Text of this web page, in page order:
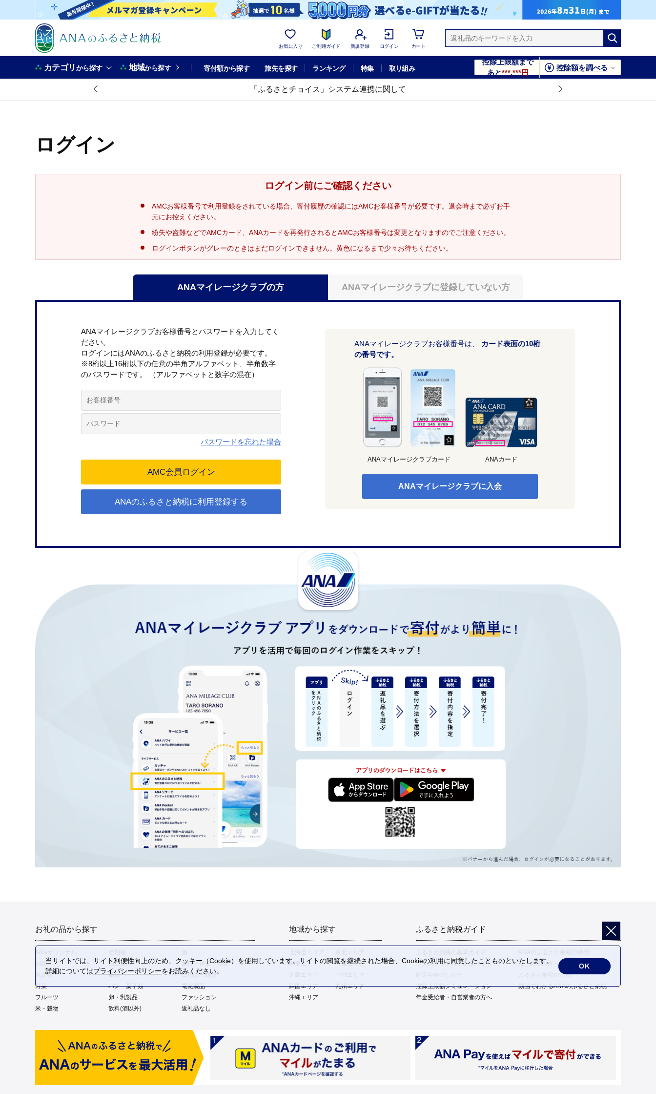
お気に入り ご利用ガイド 新規登録 ログイン カート
カテゴリから探す 地域から探す 寄付額から探す 旅先を探す ランキング 特集 取り組み
控除上限額まで
あと***,***円
控除額を調べる
「ふるさとチョイス」システム連携に関して
ログイン
ログイン前にご確認ください
AMCお客様番号で利用登録をされている場合、寄付履歴の確認にはAMCお客様番号が必要です。退会時まで必ずお手
元にお控えください。
紛失や盗難などでAMCカード、ANAカードを再発行されるとAMCお客様番号は変更となりますのでご注意ください。
ログインボタンがグレーのときはまだログインできません。黄色になるまで少々お待ちください。
ANAマイレージクラブの方 ANAマイレージクラブに登録していない方
ANAマイレージクラブお客様番号とパスワードを入力してく
ださい。
ログインにはANAのふるさと納税の利用登録が必要です。
※8桁以上16桁以下の任意の半角アルファベット、半角数字
のパスワードです。 （アルファベットと数字の混在）
パスワードを忘れた場合
ANAのふるさと納税に利用登録する
ANAマイレージクラブお客様番号は、
カード表面の10桁
の番号です。
ANAマイレージクラブカード ANAカード
ANAマイレージクラブに入会
お礼の品から探す
肉類
加工食品
旅行・宿泊・体験
魚介類
麺類
日用品・雑貨
野菜
パン・菓子類
電化製品
フルーツ
卵・乳製品
ファッション
米・穀物
飲料(酒以外) 返礼品なし
地域から探す
関東エリア
中部エリア
四国エリア
九州エリア
沖縄エリア
ふるさと納税ガイド
ふるさと納税の基本ガイド
ANAのふるさと納税の特徴
ワンストップ特例制度ガイド
はじめての方へ
ふるさと納税の流れ
控除上限額シミュレーション
動画でわかるANAのふるさと納税
年金受給者・自営業者の方へ
当サイトでは、サイト利便性向上のため、クッキー（Cookie）を使用しています。サイトの閲覧を継続された場合、Cookieの利用に同意したことものといたします。
詳細についてはプライバシーポリシーをお読みください。
OK